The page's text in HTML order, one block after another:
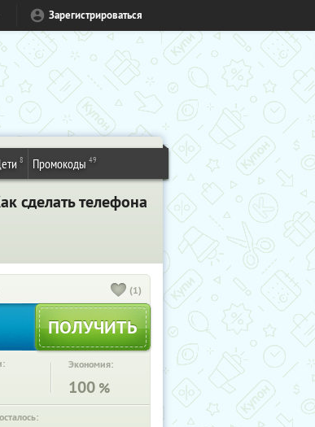
Зарегистрироваться
8 Промокоды 49
сделать телефона
(1)
Экономия:
100 %